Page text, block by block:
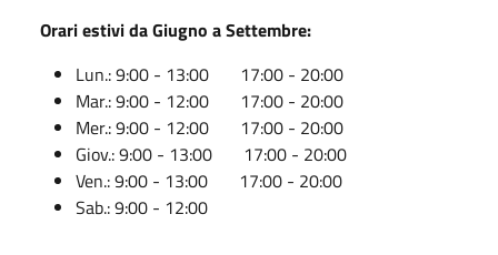
Orari estivi da Giugno a Settembre:
Lun.: 9:00 - 13:00 17:00 - 20:00
Mar.: 9:00 - 12:00 17:00 - 20:00
Mer.: 9:00 - 12:00 17:00 - 20:00
Giov.: 9:00 - 13:00 17:00 - 20:00
Ven.: 9:00 - 13:00 17:00 - 20:00
Sab.: 9:00 - 12:00